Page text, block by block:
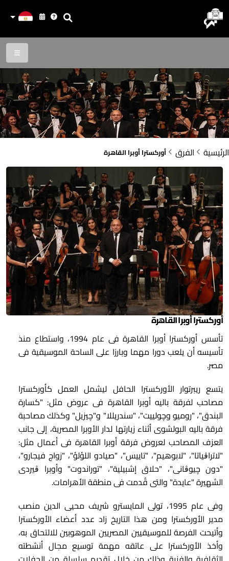
الرئيسية الفرق أوركسترا أوبرا القاهرة
أوركسترا أوبرا القاهرة
تأسس أوركسترا أوبرا القاهرة فى عام 1994، واستطاع منذ
تأسيسه أن يلعب دورا مهما وبارزا على الساحة الموسيقية فى
مصر.
يتسع ريبرتوار الأوركسترا الحافل ليشمل العمل كأوركسترا
مصاحب لفرقة باليه أوبرا القاهرة فى عروض مثل: "كسارة
البندق"، "روميو وچولييت"، "سندريللا" و"چيزيل" وكذلك مصاحبة
فرقة باليه البولشوى أثناء زيارتها لدار الأوبرا المصرية، إلى جانب
العزف المصاحب لعروض فرقة أوبرا القاهرة فى أعمال مثل:
"لاتراڨياتا"، "لابوهيم"، "تاييس"، "صيادو اللؤلؤ"، "زواج فيجارو"،
"دون چيوڨانى"، "حلاق إشبيلية"، "توراندوت" وأوبرا ڨيردى
الشهيرة "عايدة" والتى قُدمت فى منطقة الأهرامات.
وفى عام 1995، تولى المايسترو شريف محيى الدين منصب
مدير الأوركسترا ومن هذا التاريخ زاد عدد أعضاء الأوركسترا
وأتيحت الفرصة للموسيقيين المصريين الموهوبين للالتحاق به،
وأخذ الأوركسترا على عاتقه مهمة توسيع مجال أنشطته